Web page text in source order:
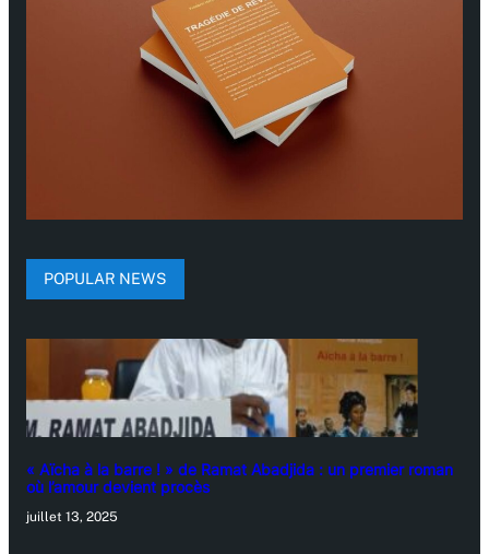
POPULAR NEWS
« Aïcha à la barre ! » de Ramat Abadjida : un premier roman
où l’amour devient procès
juillet 13, 2025